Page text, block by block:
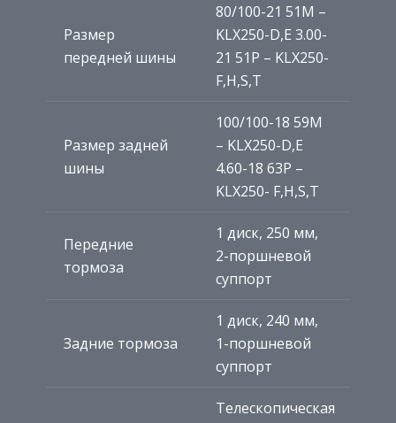
Размер
передней шины
80/100-21 51M –
KLX250-D,E 3.00-
21 51P – KLX250-
F,H,S,T
Размер задней
шины
100/100-18 59M
– KLX250-D,E
4.60-18 63P –
KLX250- F,H,S,T
Передние
тормоза
1 диск, 250 мм,
2-поршневой
суппорт
Задние тормоза
1 диск, 240 мм,
1-поршневой
суппорт
Телескопическая